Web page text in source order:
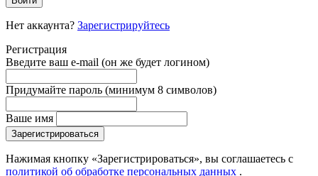
Нет аккаунта? Зарегистрируйтесь
Регистрация
Введите ваш e-mail (он же будет логином)
Придумайте пароль (минимум 8 символов)
Ваше имя
Зарегистрироваться
Нажимая кнопку «Зарегистрироваться», вы соглашаетесь с
политикой об обработке персональных данных .